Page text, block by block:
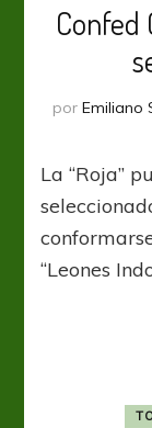
Confed
por Emiliano
La “Roja”
“Leones